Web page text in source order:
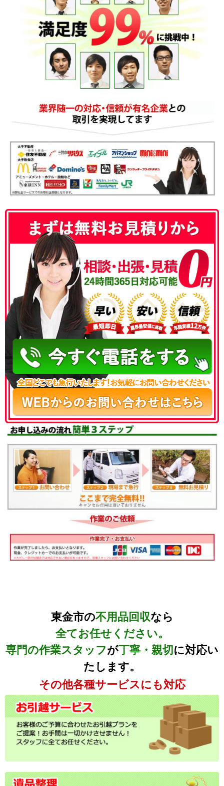
050-3186-4780
東金市の不用品回収なら
全てお任せください。
専門の作業スタッフが丁寧・親切 に対応い
たします。
その他各種サービスにも対応